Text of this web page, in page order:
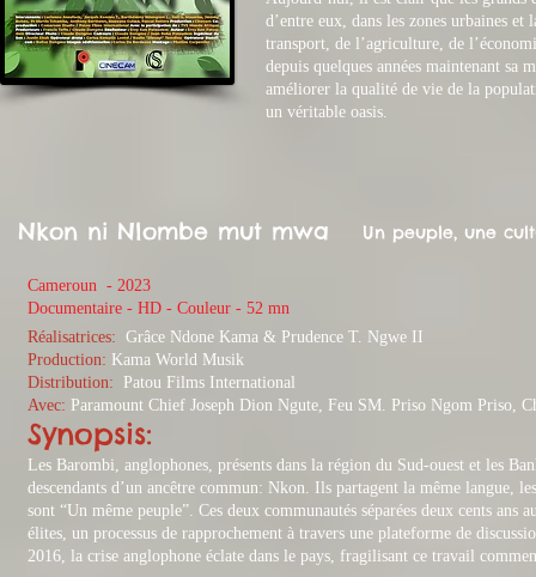
d’entre eux, dans les zones urbaines
transport, de l’agriculture, de
depuis quelques années maintenant sa
améliorer la qualité de vie de la
un véritable oasis.
Nkon ni Nlombe mut mwa
Cameroun - 2023
​Documentaire - HD - Couleur - 52 mn
Réalisatrices: Grâce Ndone Kama & Prudence T. Ngwe II
Production: Kama World Musik
Distribution:
Patou Films International
Avec: Paramount Chief Joseph Dion Ngute, Feu SM. Priso Ngom Priso,
Synopsis:
Les Barombi, anglophones, présents dans la région du Sud-ouest et les
descendants d’un ancêtre commun: Nkon. Ils partagent la même langue,
sont “Un même peuple”. Ces deux communautés séparées deux cents
élites, un processus de rapprochement à travers une plateforme de
2016, la crise anglophone éclate dans le pays, fragilisant ce travail
Un peuple, une